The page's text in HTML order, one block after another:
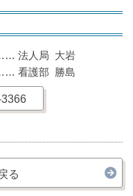
法人局 大岩
看護部 勝島
る